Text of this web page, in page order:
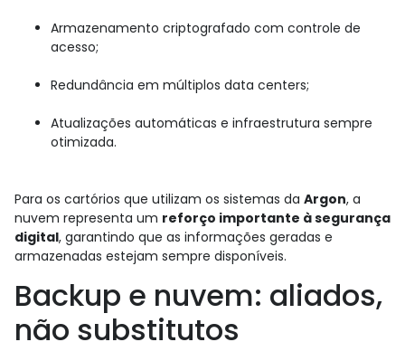
Armazenamento criptografado com controle de
acesso;
Redundância em múltiplos data centers;
Atualizações automáticas e infraestrutura sempre
otimizada.
Para os cartórios que utilizam os sistemas da Argon, a
nuvem representa um reforço importante à segurança
digital, garantindo que as informações geradas e
armazenadas estejam sempre disponíveis.
Backup e nuvem: aliados,
não substitutos